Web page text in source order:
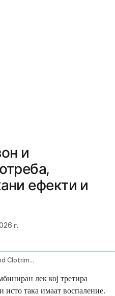
и
ефекти и
г.
Betamethasone And Clotrimazole Topical Route
лек кој третира
така имаат воспаление.